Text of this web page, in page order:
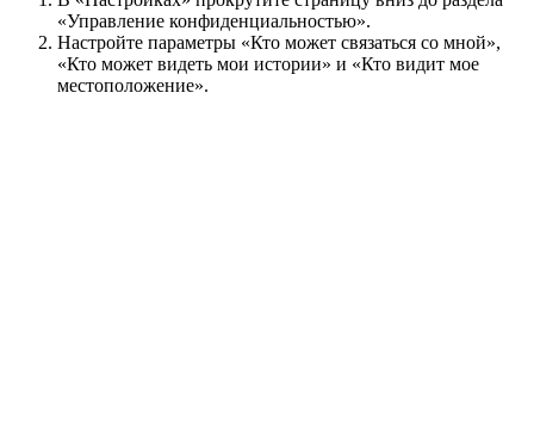
«Управление конфиденциальностью».
Настройте параметры «Кто может связаться со мной»,
«Кто может видеть мои истории» и «Кто видит мое
местоположение».